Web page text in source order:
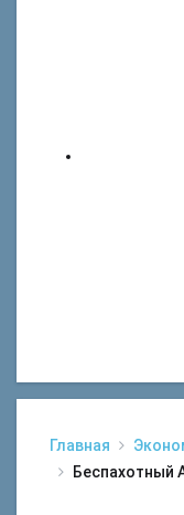
Главная
Беспахотный